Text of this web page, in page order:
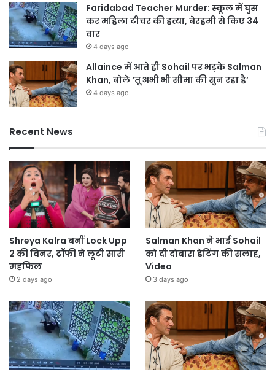
Faridabad Teacher Murder: स्कूल में घुस
कर महिला टीचर की हत्या, बेरहमी से किए 34
वार
4 days ago
Allaince में आते ही Sohail पर भड़के Salman
Khan, बोले ‘तू अभी भी सीमा की सुन रहा है’
4 days ago
Recent News
Shreya Kalra बनीं Lock Upp
2 की विनर, ट्रॉफी ने लूटी सारी
महफिल
2 days ago
Salman Khan ने भाई Sohail
को दी दोबारा डेटिंग की सलाह,
Video
3 days ago